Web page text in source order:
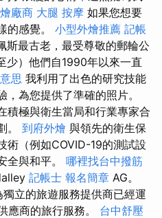
廠商 大腿 按摩 如果您想要
的感覺。 小型外燴推薦 記帳
斯最古老，最受尊敬的郵輪公
少）他們自1990年以來一直
思 我利用了出色的研究技能
為您提供了準確的照片。
積極與衛生當局和行業專家合
。 到府外燴 與領先的衛生保
術（例如COVID-19的測試設
全與和平。 哪裡找台中撥筋
記帳士 報名簡章 AG。
立的旅遊服務提供商已經運
應商的旅行服務。 台中舒壓